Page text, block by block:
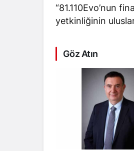
“81.110Evo’nun
yetkinliğinin
Göz Atın